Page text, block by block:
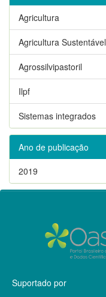
Agricultura
Agricultura Sustentável
Agrossilvipastoril
Ilpf
Sistemas integrados
Ano de publicação
2019
Suportado por